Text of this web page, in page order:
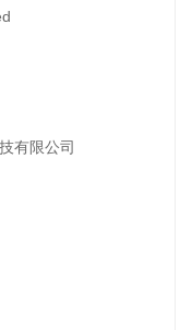
有限公司